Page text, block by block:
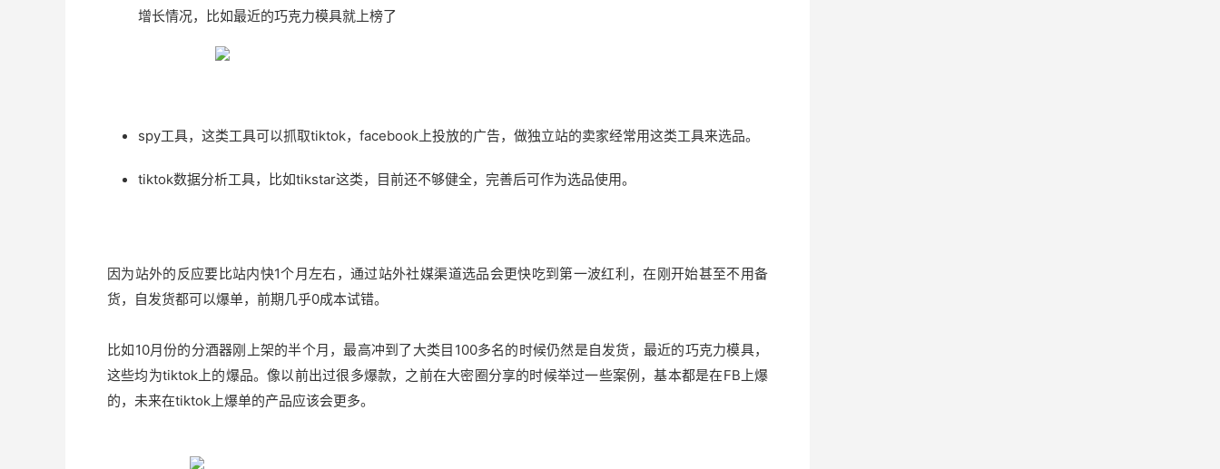
增长情况，比如最近的巧克力模具就上榜了
spy工具，这类工具可以抓取tiktok，facebook上投放的广告，做独立站的卖家经常用这类工具来选品。
tiktok数据分析工具，比如tikstar这类，目前还不够健全，完善后可作为选品使用。
因为站外的反应要比站内快1个月左右，通过站外社媒渠道选品会更快吃到第一波红利，在刚开始甚至不用备
货，自发货都可以爆单，前期几乎0成本试错。
比如10月份的分酒器刚上架的半个月，最高冲到了大类目100多名的时候仍然是自发货，最近的巧克力模具，
这些均为tiktok上的爆品。像以前出过很多爆款，之前在大密圈分享的时候举过一些案例，基本都是在FB上爆
的，未来在tiktok上爆单的产品应该会更多。